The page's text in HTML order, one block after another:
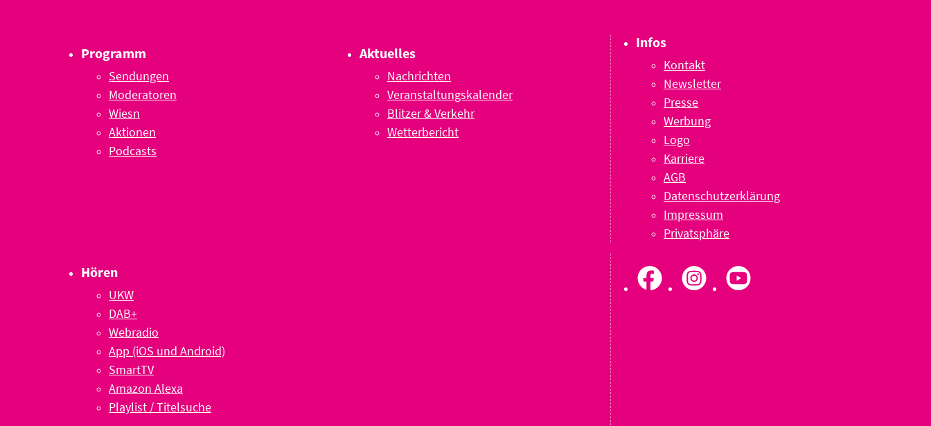
Programm
Sendungen
Moderatoren
Wiesn
Aktionen
Podcasts
Aktuelles
Nachrichten
Veranstaltungskalender
Blitzer & Verkehr
Wetterbericht
Hören
UKW
DAB+
Webradio
App (iOS und Android)
SmartTV
Amazon Alexa
Playlist / Titelsuche
Infos
Kontakt
Newsletter
Presse
Werbung
Logo
Karriere
AGB
Datenschutzerklärung
Impressum
Privatsphäre